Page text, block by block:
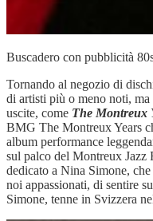
Buscadero con pubblicità
Tornando al negozio di
di artisti più o meno noti,
uscite, come The Montreux
BMG The Montreux Years
album performance
sul palco del Montreux Jazz
dedicato a Nina Simone,
noi appassionati, di sentire
Simone, tenne in Svizzera